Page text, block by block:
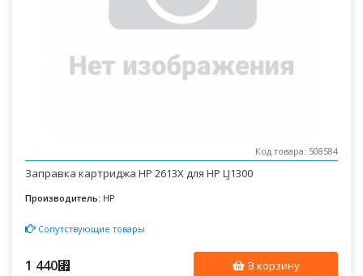
Код товара: 508584
Заправка картриджа HP 2613X для HP LJ1300
Производитель: HP
Сопутствующие товары
1 440⃏ В корзину